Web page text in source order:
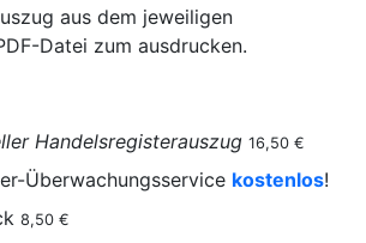
aus dem jeweiligen
Datei zum ausdrucken.
Handelsregisterauszug 16,50 €
Überwachungsservice kostenlos!
8,50 €